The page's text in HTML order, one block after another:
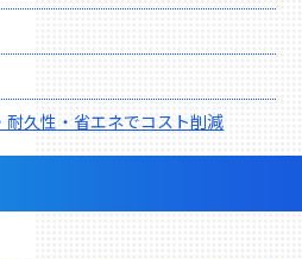
久性・省エネでコスト削減